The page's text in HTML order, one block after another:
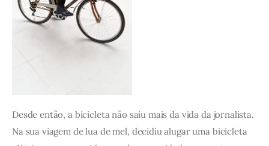
Desde então, a bicicleta não saiu mais da vida da jornalista.
Na sua viagem de lua de mel, decidiu alugar uma bicicleta